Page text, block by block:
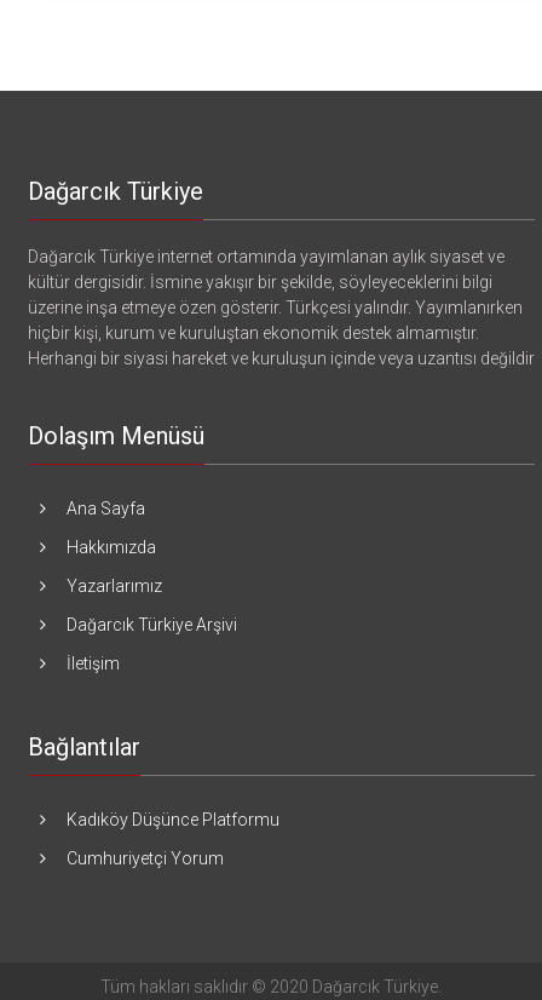
Dağarcık Türkiye
Dağarcık Türkiye internet ortamında yayımlanan aylık siyaset ve
kültür dergisidir. İsmine yakışır bir şekilde, söyleyeceklerini bilgi
üzerine inşa etmeye özen gösterir. Türkçesi yalındır. Yayımlanırken
hiçbir kişi, kurum ve kuruluştan ekonomik destek almamıştır.
Herhangi bir siyasi hareket ve kuruluşun içinde veya uzantısı değildir
Dolaşım Menüsü
Ana Sayfa
Hakkımızda
Yazarlarımız
Dağarcık Türkiye Arşivi
İletişim
Bağlantılar
Kadıköy Düşünce Platformu
Cumhuriyetçi Yorum
Tüm hakları saklıdır © 2020 Dağarcık Türkiye.